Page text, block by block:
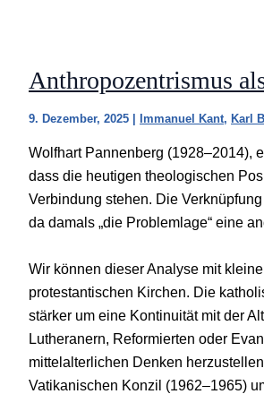
Anthropozentrismus
9. Dezember, 2025 Immanuel Kant, Karl
Wolfhart Pannenberg (1928–2014),
dass die heutigen theologischen
Verbindung stehen. Die
da damals „die Problemlage“ eine
Wir können dieser Analyse mit
protestantischen Kirchen. Die
stärker um eine Kontinuität mit der
Lutheranern, Reformierten oder
mittelalterlichen Denken
Vatikanischen Konzil (1962–1965)